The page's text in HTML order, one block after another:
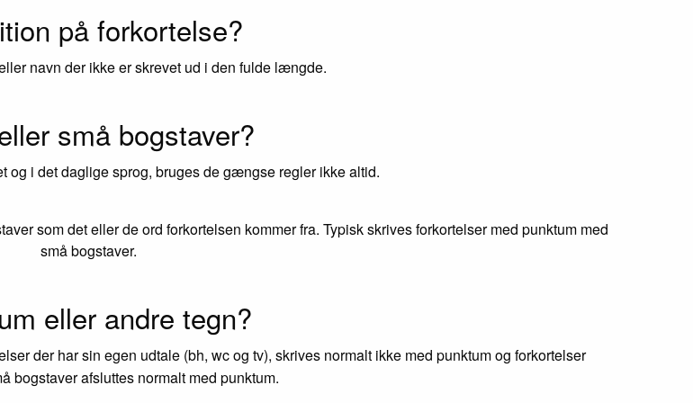
på forkortelse?
navn der ikke er skrevet ud i den fulde længde.
små bogstaver?
og i det daglige sprog, bruges de gængse regler ikke altid.
som det eller de ord forkortelsen kommer fra. Typisk skrives forkortelser med punktum med
små bogstaver.
eller andre tegn?
der har sin egen udtale (bh, wc og tv), skrives normalt ikke med punktum og forkortelser
bogstaver afsluttes normalt med punktum.